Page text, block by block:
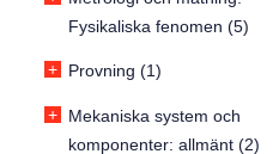
Fysikaliska fenomen (5)
+ Provning (1)
+ Mekaniska system och
komponenter: allmänt (2)